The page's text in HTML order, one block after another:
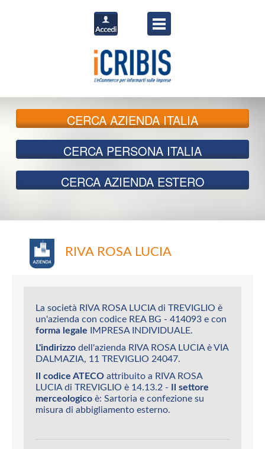
CERCAAZIENDA ITALIA
CERCA PERSONA ITALIA
CERCA AZIENDA ESTERO
RIVA ROSA LUCIA
La società RIVA ROSA LUCIA di TREVIGLIO è
un'azienda con codice REA BG - 414093 e con
forma legale IMPRESA INDIVIDUALE.
L'indirizzo dell'azienda RIVA ROSA LUCIA è VIA
DALMAZIA, 11 TREVIGLIO 24047.
Il codice ATECO attribuito a RIVA ROSA
LUCIA di TREVIGLIO è 14.13.2 - Il settore
merceologico è: Sartoria e confezione su
misura di abbigliamento esterno.